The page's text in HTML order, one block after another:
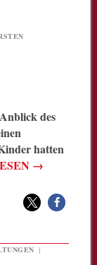
des
hatten
→
|